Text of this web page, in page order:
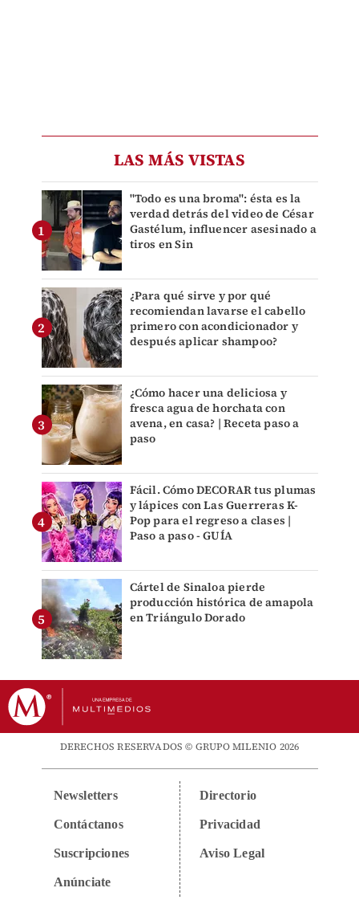
LAS MÁS VISTAS
"Todo es una broma": ésta es la
verdad detrás del video de César
Gastélum, influencer asesinado a
tiros en Sin
¿Para qué sirve y por qué
recomiendan lavarse el cabello
primero con acondicionador y
después aplicar shampoo?
¿Cómo hacer una deliciosa y
fresca agua de horchata con
avena, en casa? | Receta paso a
paso
Fácil. Cómo DECORAR tus plumas
y lápices con Las Guerreras K-
Pop para el regreso a clases |
Paso a paso - GUÍA
Cártel de Sinaloa pierde
producción histórica de amapola
en Triángulo Dorado
DERECHOS RESERVADOS © GRUPO MILENIO 2026
Newsletters
Contáctanos
Suscripciones
Anúnciate
Directorio
Privacidad
Aviso Legal